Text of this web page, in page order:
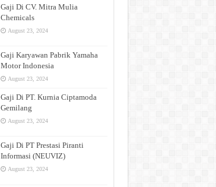
Gaji Di CV. Mitra Mulia
Chemicals
August 23, 2024
Gaji Karyawan Pabrik Yamaha
Motor Indonesia
August 23, 2024
Gaji Di PT. Kurnia Ciptamoda
Gemilang
August 23, 2024
Gaji Di PT Prestasi Piranti
Informasi (NEUVIZ)
August 23, 2024